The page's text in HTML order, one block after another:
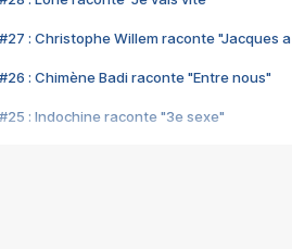
#27 : Christophe Willem raconte "Jacques
#26 : Chimène Badi raconte "Entre nous"
#25 : Indochine raconte "3e sexe"